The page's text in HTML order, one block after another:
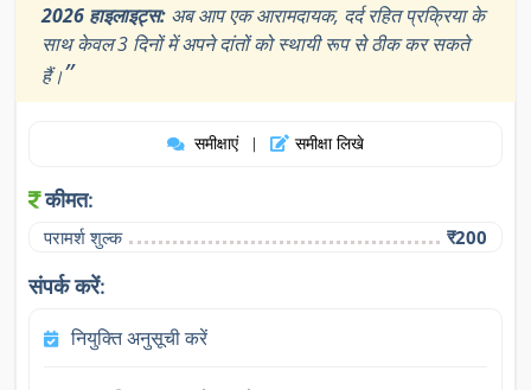
2026 हाइलाइट्स: अब आप एक आरामदायक, दर्द रहित प्रक्रिया के
साथ केवल 3 दिनों में अपने दांतों को स्थायी रूप से ठीक कर सकते
हैं।”
समीक्षाएं | समीक्षा लिखे
कीमत:
परामर्श शुल्क ₹200
संपर्क करें:
नियुक्ति अनुसूची करें